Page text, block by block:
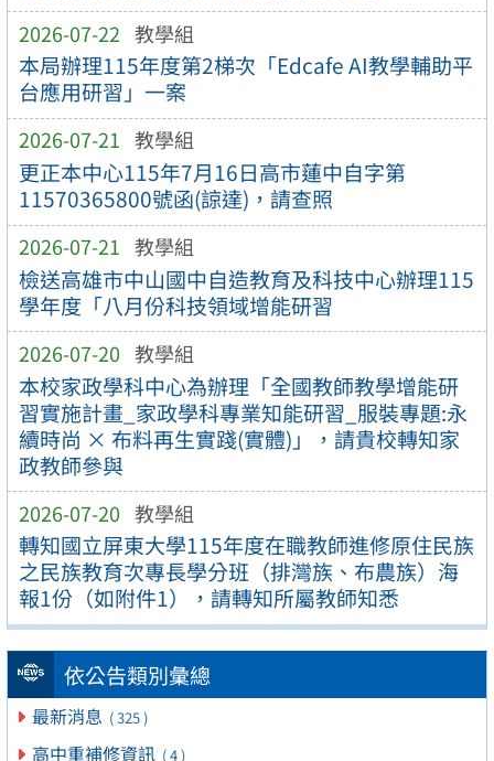
2026-07-22 教學組
本局辦理115年度第2梯次「Edcafe AI教學輔助平
台應用研習」一案
2026-07-21 教學組
更正本中心115年7月16日高市蓮中自字第
11570365800號函(諒達)，請查照
2026-07-21 教學組
檢送高雄市中山國中自造教育及科技中心辦理115
學年度「八月份科技領域增能研習
2026-07-20 教學組
本校家政學科中心為辦理「全國教師教學增能研
習實施計畫_家政學科專業知能研習_服裝專題:永
續時尚 × 布料再生實踐(實體)」，請貴校轉知家
政教師參與
2026-07-20 教學組
轉知國立屏東大學115年度在職教師進修原住民族
之民族教育次專長學分班（排灣族、布農族）海
報1份（如附件1），請轉知所屬教師知悉
依公告類別彙總
最新消息 ( 325 )
高中重補修資訊 ( 4 )